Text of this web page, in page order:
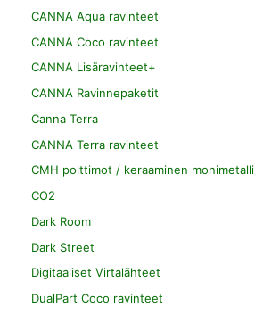
CANNA Aqua ravinteet
CANNA Coco ravinteet
CANNA Lisäravinteet+
CANNA Ravinnepaketit
Canna Terra
CANNA Terra ravinteet
CMH polttimot / keraaminen monimetalli
CO2
Dark Room
Dark Street
Digitaaliset Virtalähteet
DualPart Coco ravinteet